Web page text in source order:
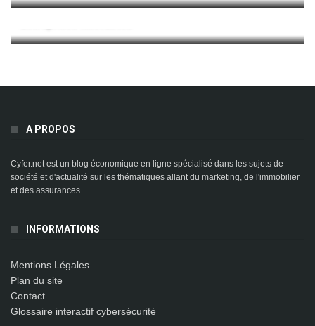
A PROPOS
Cyfer.net est un blog économique en ligne spécialisé dans les sujets de
société et d'actualité sur les thématiques allant du marketing, de l'immobilier
et des assurances.
INFORMATIONS
Mentions Légales
Plan du site
Contact
Glossaire interactif cybersécurité